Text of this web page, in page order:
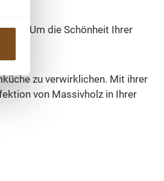
Um die Schönheit Ihrer
zu verwirklichen. Mit ihrer
von Massivholz in Ihrer